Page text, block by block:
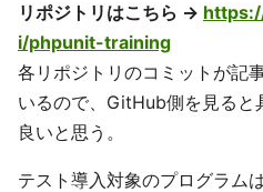
リポジトリはこちら →
i/phpunit-training
各リポジトリのコミットが記
いるので、GitHub側を見ると
良いと思う。
テスト導入対象のプログラム